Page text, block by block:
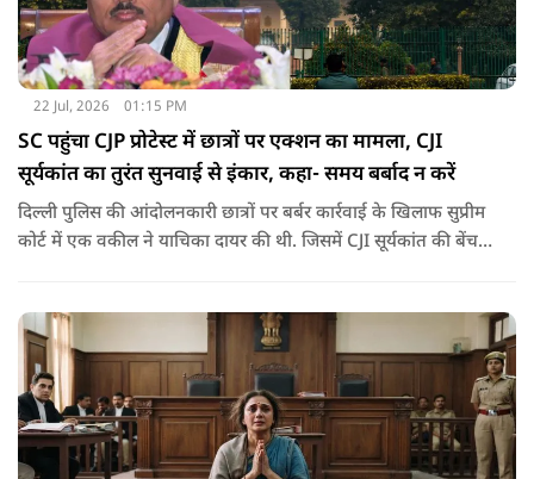
22 Jul, 2026 01:15 PM
SC पहुंचा CJP प्रोटेस्ट में छात्रों पर एक्शन का मामला, CJI
सूर्यकांत का तुरंत सुनवाई से इंकार, कहा- समय बर्बाद न करें
दिल्ली पुलिस की आंदोलनकारी छात्रों पर बर्बर कार्रवाई के खिलाफ सुप्रीम
कोर्ट में एक वकील ने याचिका दायर की थी. जिसमें CJI सूर्यकांत की बेंच